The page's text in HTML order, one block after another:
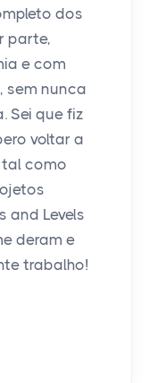
dos
parte,
e com
sem nunca
Sei que fiz
voltar a
tal como
and Levels
deram e
trabalho!